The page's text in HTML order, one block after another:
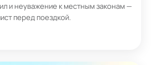
и неуважение к местным законам —
перед поездкой.